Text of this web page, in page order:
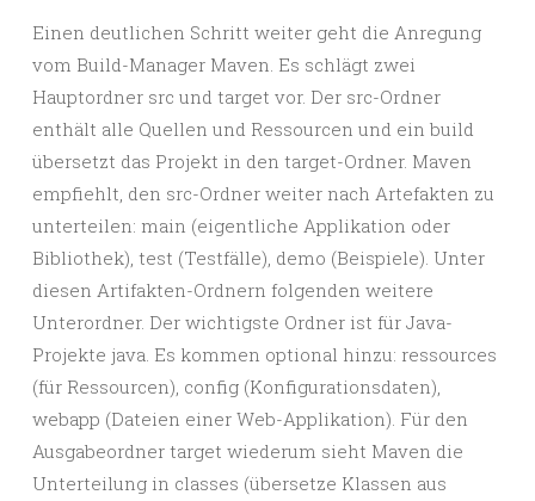
Einen deutlichen Schritt weiter geht die Anregung
vom Build-Manager Maven. Es schlägt zwei
Hauptordner src und target vor. Der src-Ordner
enthält alle Quellen und Ressourcen und ein build
übersetzt das Projekt in den target-Ordner. Maven
empfiehlt, den src-Ordner weiter nach Artefakten zu
unterteilen: main (eigentliche Applikation oder
Bibliothek), test (Testfälle), demo (Beispiele). Unter
diesen Artifakten-Ordnern folgenden weitere
Unterordner. Der wichtigste Ordner ist für Java-
Projekte java. Es kommen optional hinzu: ressources
(für Ressourcen), config (Konfigurationsdaten),
webapp (Dateien einer Web-Applikation). Für den
Ausgabeordner target wiederum sieht Maven die
Unterteilung in classes (übersetze Klassen aus